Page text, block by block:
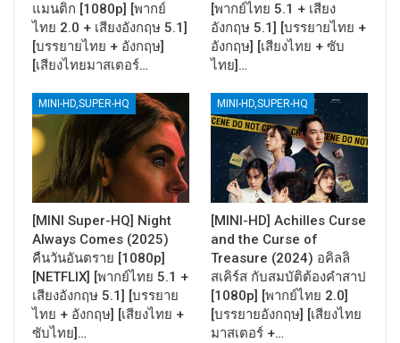
แมนติก [1080p] [พากย์
ไทย 2.0 + เสียงอังกฤษ 5.1]
[บรรยายไทย + อังกฤษ]
[เสียงไทยมาสเตอร์…
[พากย์ไทย 5.1 + เสียง
อังกฤษ 5.1] [บรรยายไทย +
อังกฤษ] [เสียงไทย + ซับ
ไทย]…
MINI-HD,SUPER-HQ
[MINI Super-HQ] Night
Always Comes (2025)
คืนวันอันตราย [1080p]
[NETFLIX] [พากย์ไทย 5.1 +
เสียงอังกฤษ 5.1] [บรรยาย
ไทย + อังกฤษ] [เสียงไทย +
ซับไทย]…
MINI-HD,SUPER-HQ
[MINI-HD] Achilles Curse
and the Curse of
Treasure (2024) อคิลลิ
สเคิร์ส กับสมบัติต้องคำสาป
[1080p] [พากย์ไทย 2.0]
[บรรยายอังกฤษ] [เสียงไทย
มาสเตอร์ +…